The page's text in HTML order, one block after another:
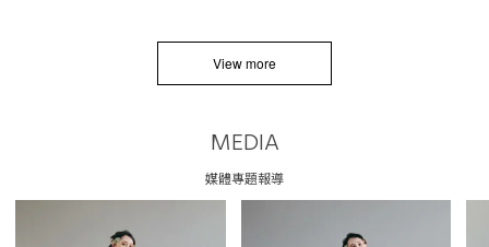
View more
MEDIA
媒體專題報導